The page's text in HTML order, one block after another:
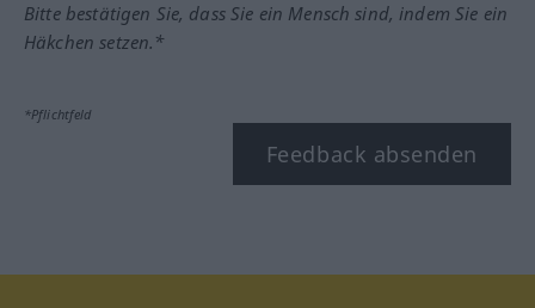
Bitte bestätigen Sie, dass Sie ein Mensch sind, indem Sie ein
Häkchen setzen.*
*Pflichtfeld
Feedback absenden